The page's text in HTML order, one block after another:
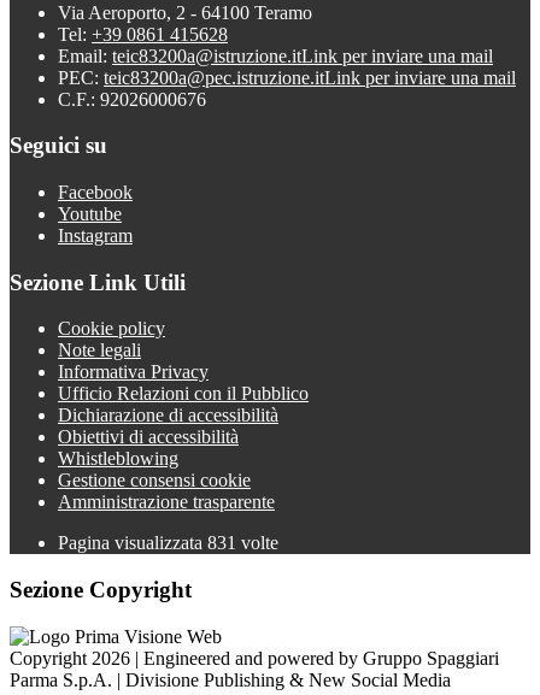
Via Aeroporto, 2 - 64100 Teramo
Tel: +39 0861 415628
Email: teic83200a@istruzione.itLink per inviare una mail
PEC: teic83200a@pec.istruzione.itLink per inviare una mail
C.F.: 92026000676
Seguici su
Facebook
Youtube
Instagram
Sezione Link Utili
Cookie policy
Note legali
Informativa Privacy
Ufficio Relazioni con il Pubblico
Dichiarazione di accessibilità
Obiettivi di accessibilità
Whistleblowing
Gestione consensi cookie
Amministrazione trasparente
Pagina visualizzata 831 volte
Sezione Copyright
Copyright 2026 | Engineered and powered by Gruppo Spaggiari
Parma S.p.A. | Divisione Publishing & New Social Media